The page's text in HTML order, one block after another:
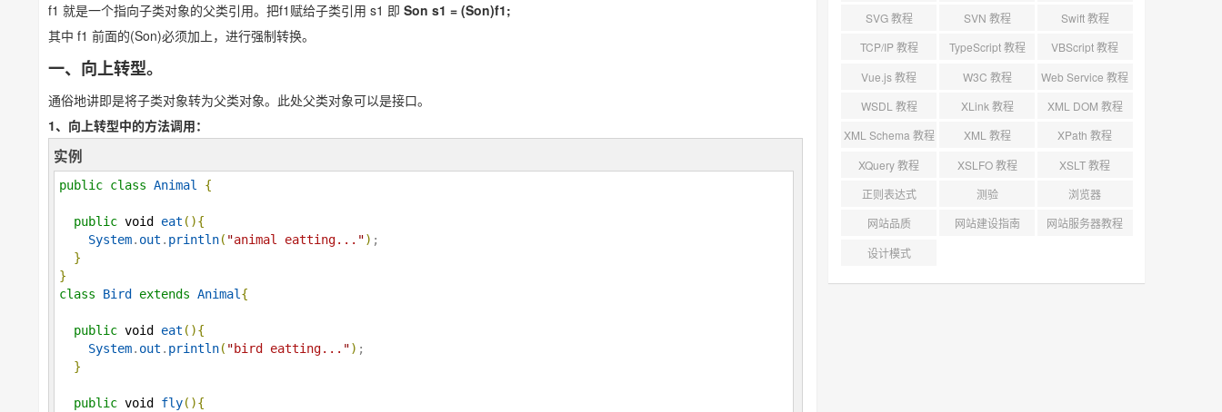
f1 就是一个指向子类对象的父类引用。把f1赋给子类引用 s1 即 Son s1 = (Son)f1;
其中 f1 前面的(Son)必须加上，进行强制转换。
一、向上转型。
通俗地讲即是将子类对象转为父类对象。此处父类对象可以是接口。
1、向上转型中的方法调用：
实例
public class Animal {
public void eat ( ){
System. out . println( "animal eatting... ") ;
}
}
class
Bird extends Animal {
public void eat ( ){
System. out . println( "bird eatting... ") ;
}
public void fly( ){
SVG 教程
SVN 教程
Swift 教程
TCP/IP 教程
TypeScript 教程
VBScript 教程
Vue.js 教程
W3C 教程
Web Service 教程
WSDL 教程
XLink 教程
XML DOM 教程
XML Schema 教程
XML 教程
XPath 教程
XQuery 教程
XSLFO 教程
XSLT 教程
正则表达式
测验
浏览器
网站品质
网站建设指南
网站服务器教程
设计模式